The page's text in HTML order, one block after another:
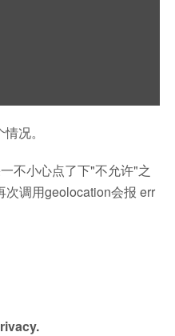
况。
不小心点了下"不允许"之
次调用geolocation会报 err